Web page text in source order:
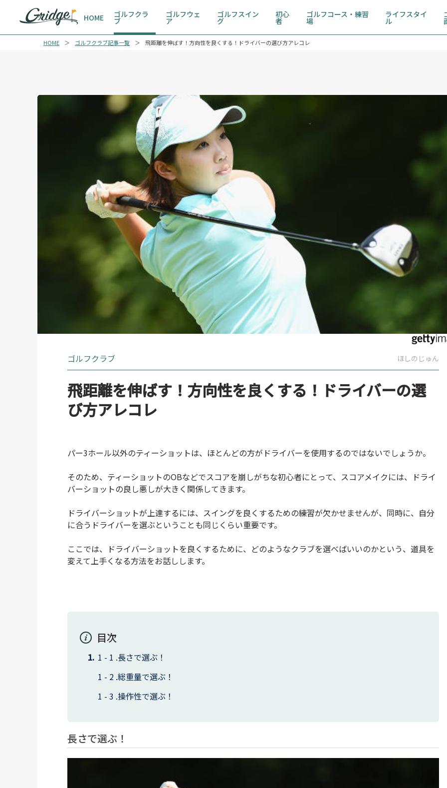
HOME ゴルフクラ
ブ
ゴルフウェ
ア
ゴルフスイン
グ
初心
者
ゴルフコース・練習
場
ライフスタイ
ル
HOME ゴルフクラブ記事一覧 飛距離を伸ばす！方向性を良くする！ドライバーの選び方アレコレ
ゴルフクラブ ほしのじゅん
飛距離を伸ばす！方向性を良くする！ドライバーの選
び方アレコレ
パー3ホール以外のティーショットは、ほとんどの方がドライバーを使用するのではないでしょうか。
そのため、ティーショットのOBなどでスコアを崩しがちな初心者にとって、スコアメイクには、ドライ
バーショットの良し悪しが大きく関係してきます。
ドライバーショットが上達するには、スイングを良くするための練習が欠かせませんが、同時に、自分
に合うドライバーを選ぶということも同じくらい重要です。
ここでは、ドライバーショットを良くするために、どのようなクラブを選べばいいのかという、道具を
変えて上手くなる方法をお話しします。
目次
長さで選ぶ！
総重量で選ぶ！
操作性で選ぶ！
長さで選ぶ！